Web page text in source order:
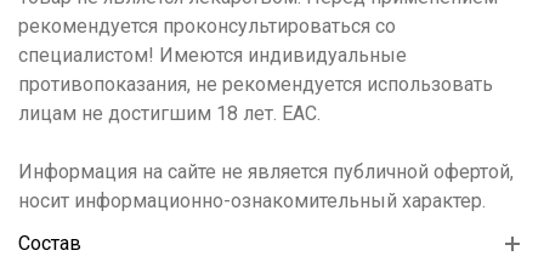
рекомендуется проконсультироваться со
специалистом! Имеются индивидуальные
противопоказания, не рекомендуется использовать
лицам не достигшим 18 лет. ЕАС.
Информация на сайте не является публичной офертой,
носит информационно-ознакомительный характер.
Состав